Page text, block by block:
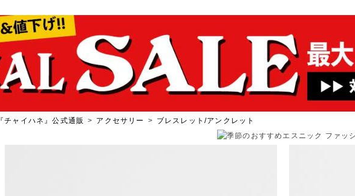
『チャイハネ』公式通販 > アクセサリー > ブレスレット/アンクレット